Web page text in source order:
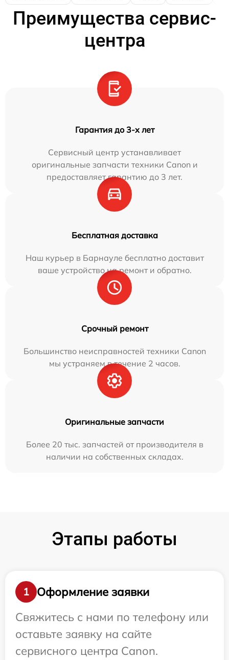
Преимущества сервис-
центра
Гарантия до 3-х лет
Сервисный центр устанавливает
оригинальные запчасти техники Canon и
предоставляет гарантию до 3 лет.
Бесплатная доставка
Наш курьер в Барнауле бесплатно доставит
ваше устройство на ремонт и обратно.
Срочный ремонт
Большинство неисправностей техники Canon
мы устраняем в течение 2 часов.
Оригинальные запчасти
Более 20 тыс. запчастей от производителя в
наличии на собственных складах.
Этапы работы
1
Оформление заявки
Свяжитесь с нами по телефону или
оставьте заявку на сайте
сервисного центра Canon.